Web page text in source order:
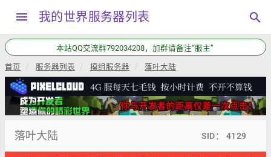
menu 我的世界服务器列表 search
本站QQ交流群792034208，加群请备注“服主”
首页 服务器列表 模组服务器 落叶大陆
落叶大陆 SID： 4129